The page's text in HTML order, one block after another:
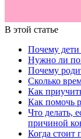
В этой статье
Почему дети
Нужно ли
Почему
Сколько
Как
Как помочь
Что делать,
причиной
Когда стоит